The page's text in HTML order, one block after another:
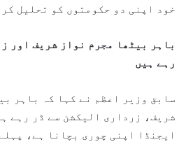
خود اپنی دو حکومتوں کو تحلیل
باہر بیٹھا مجرم نواز شریف اور
رہے ہیں
سابق وزیر اعظم نے کہا کہ باہر
شریف، زرداری الیکشن سے ڈر رہے
ایجنڈا اپنی چوری بچانا ہے،